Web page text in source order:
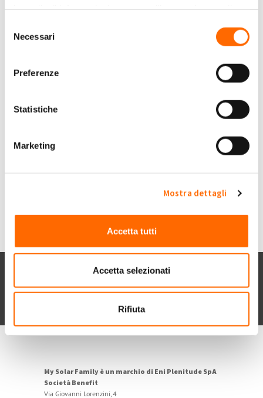
le quali tali informazioni saranno utilizzate, si prega di
delNecessari
Preferenze
Statistiche
Marketing
Mostra dettagli
Accetta tutti
Accetta selezionati
Rifiuta
#2
Risolto, dopo una breve ricerco ho scoperto che trattasi di 2
saldature sottodimensionate, che si sciolgono col calore. Un
e un po di stagno e 1500 Euro risparmiati.
Contatti
Privacy policy
Cookie
Dichiarazione di accessibilità
POR FESR 2014-2020
My Solar Family è un marchio di Eni Plenitude SpA
Società Benefit
Via Giovanni Lorenzini, 4